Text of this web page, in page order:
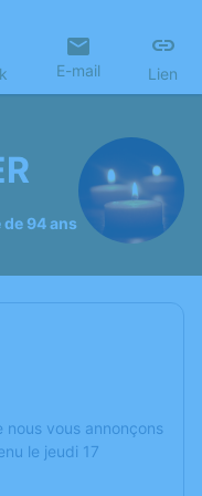
E-mail Lien
de 94 ans
nous vous annonçons
le jeudi 17